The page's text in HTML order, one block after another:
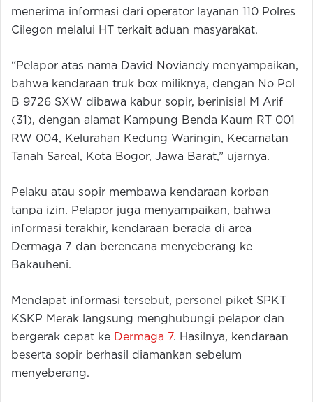
menerima informasi dari operator layanan 110 Polres
Cilegon melalui HT terkait aduan masyarakat.
“Pelapor atas nama David Noviandy menyampaikan,
bahwa kendaraan truk box miliknya, dengan No Pol
B 9726 SXW dibawa kabur sopir, berinisial M Arif
(31), dengan alamat Kampung Benda Kaum RT 001
RW 004, Kelurahan Kedung Waringin, Kecamatan
Tanah Sareal, Kota Bogor, Jawa Barat,” ujarnya.
Pelaku atau sopir membawa kendaraan korban
tanpa izin. Pelapor juga menyampaikan, bahwa
informasi terakhir, kendaraan berada di area
Dermaga 7 dan berencana menyeberang ke
Bakauheni.
Mendapat informasi tersebut, personel piket SPKT
KSKP Merak langsung menghubungi pelapor dan
bergerak cepat ke Dermaga 7. Hasilnya, kendaraan
beserta sopir berhasil diamankan sebelum
menyeberang.